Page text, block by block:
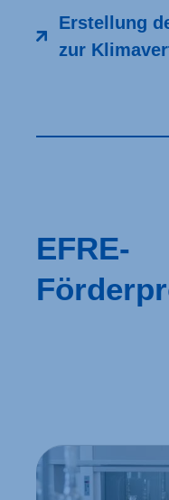
Erstellung
zur
EFRE-